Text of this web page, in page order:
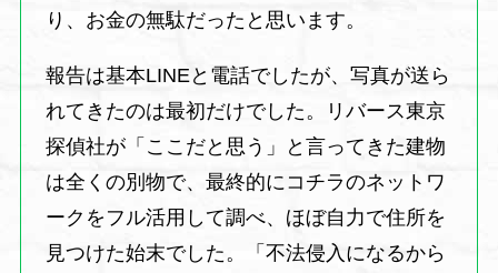
り、お金の無駄だったと思います。
報告は基本LINEと電話でしたが、写真が送ら
れてきたのは最初だけでした。リバース東京
探偵社が「ここだと思う」と言ってきた建物
は全くの別物で、最終的にコチラのネットワ
ークをフル活用して調べ、ほぼ自力で住所を
見つけた始末でした。「不法侵入になるから